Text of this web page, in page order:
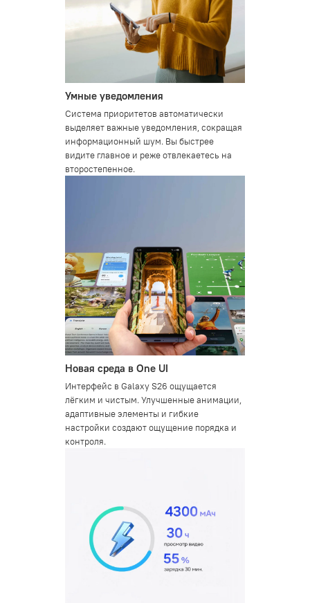
Умные уведомления
Система приоритетов автоматически
выделяет важные уведомления, сокращая
информационный шум. Вы быстрее
видите главное и реже отвлекаетесь на
второстепенное.
Новая среда в One UI
Интерфейс в Galaxy S26 ощущается
лёгким и чистым. Улучшенные анимации,
адаптивные элементы и гибкие
настройки создают ощущение порядка и
контроля.